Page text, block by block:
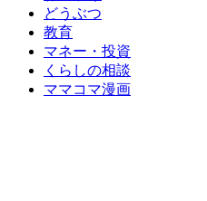
どうぶつ
教育
マネー・投資
くらしの相談
ママコマ漫画